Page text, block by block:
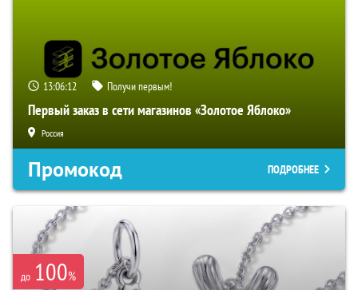
13:06:10 Получи первым!
Первый заказ в сети магазинов «Золотое Яблоко»
Россия
Промокод ПОДРОБНЕЕ
до 100%